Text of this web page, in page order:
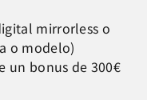
mirrorless o
o modelo)
un bonus de 300€